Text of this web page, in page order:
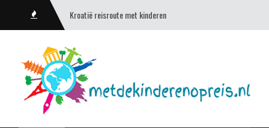
Kroatië reisroute met kinderen